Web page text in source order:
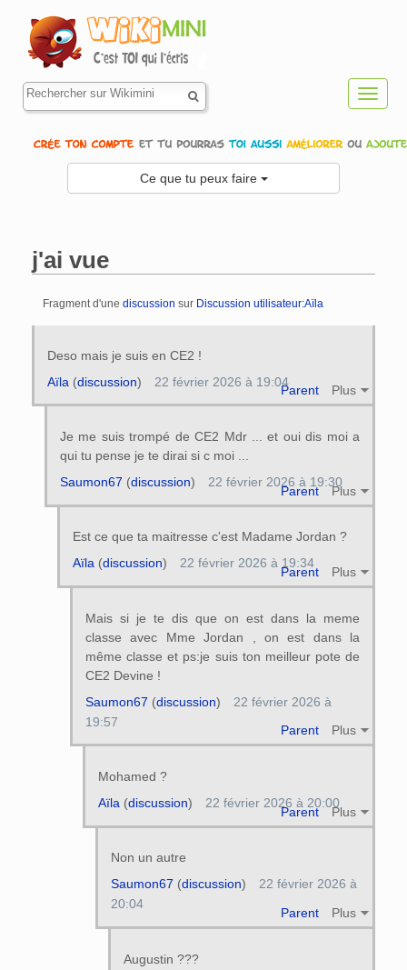
Ce que tu peux faire
j'ai vue
Fragment d'une discussion sur Discussion utilisateur:Aïla
Deso mais je suis en CE2 !
Parent Plus
Aïla (discussion) 22 février 2026 à 19:04
Je me suis trompé de CE2 Mdr ... et oui dis moi a
qui tu pense je te dirai si c moi ...
Parent Plus
Saumon67 (discussion) 22 février 2026 à 19:30
Est ce que ta maitresse c'est Madame Jordan ?
Parent Plus
Aïla(discussion) 22 février 2026 à 19:34
Mais si je te dis que on est dans la meme
classe avec Mme Jordan , on est dans la
même classe et ps:je suis ton meilleur pote de
CE2 Devine !
Parent Plus
Saumon67 (discussion)
22 février 2026 à
19:57
Mohamed ?
Parent Plus
Aïla (discussion) 22 février 2026 à 20:00
Non un autre
Parent Plus
Saumon67 (discussion)
22 février 2026 à
20:04
Augustin ???